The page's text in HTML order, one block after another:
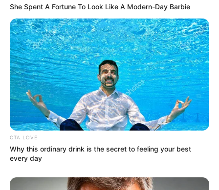
She Spent A Fortune To Look Like A Modern-Day Barbie
CTA LOVE
Why this ordinary drink is the secret to feeling your best
every day